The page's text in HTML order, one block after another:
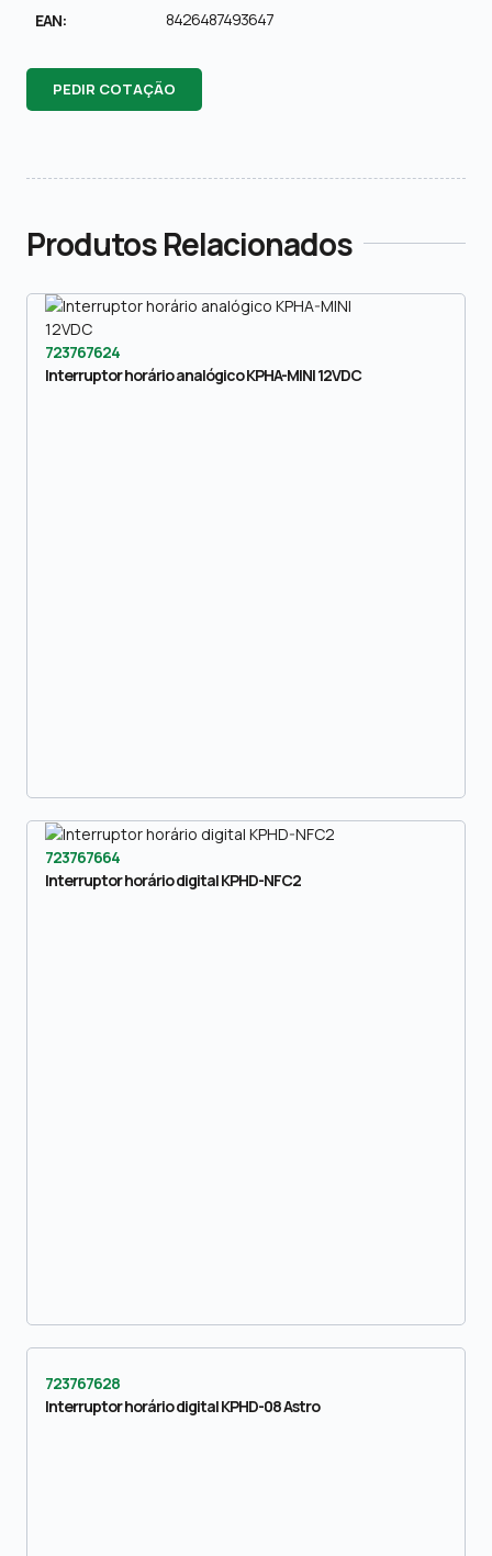
EAN: 8426487493647
PEDIR COTAÇÃO
Produtos Relacionados
723767624
Interruptor horário analógico KPHA-MINI 12VDC
723767664
Interruptor horário digital KPHD-NFC2
723767628
Interruptor horário digital KPHD-08 Astro